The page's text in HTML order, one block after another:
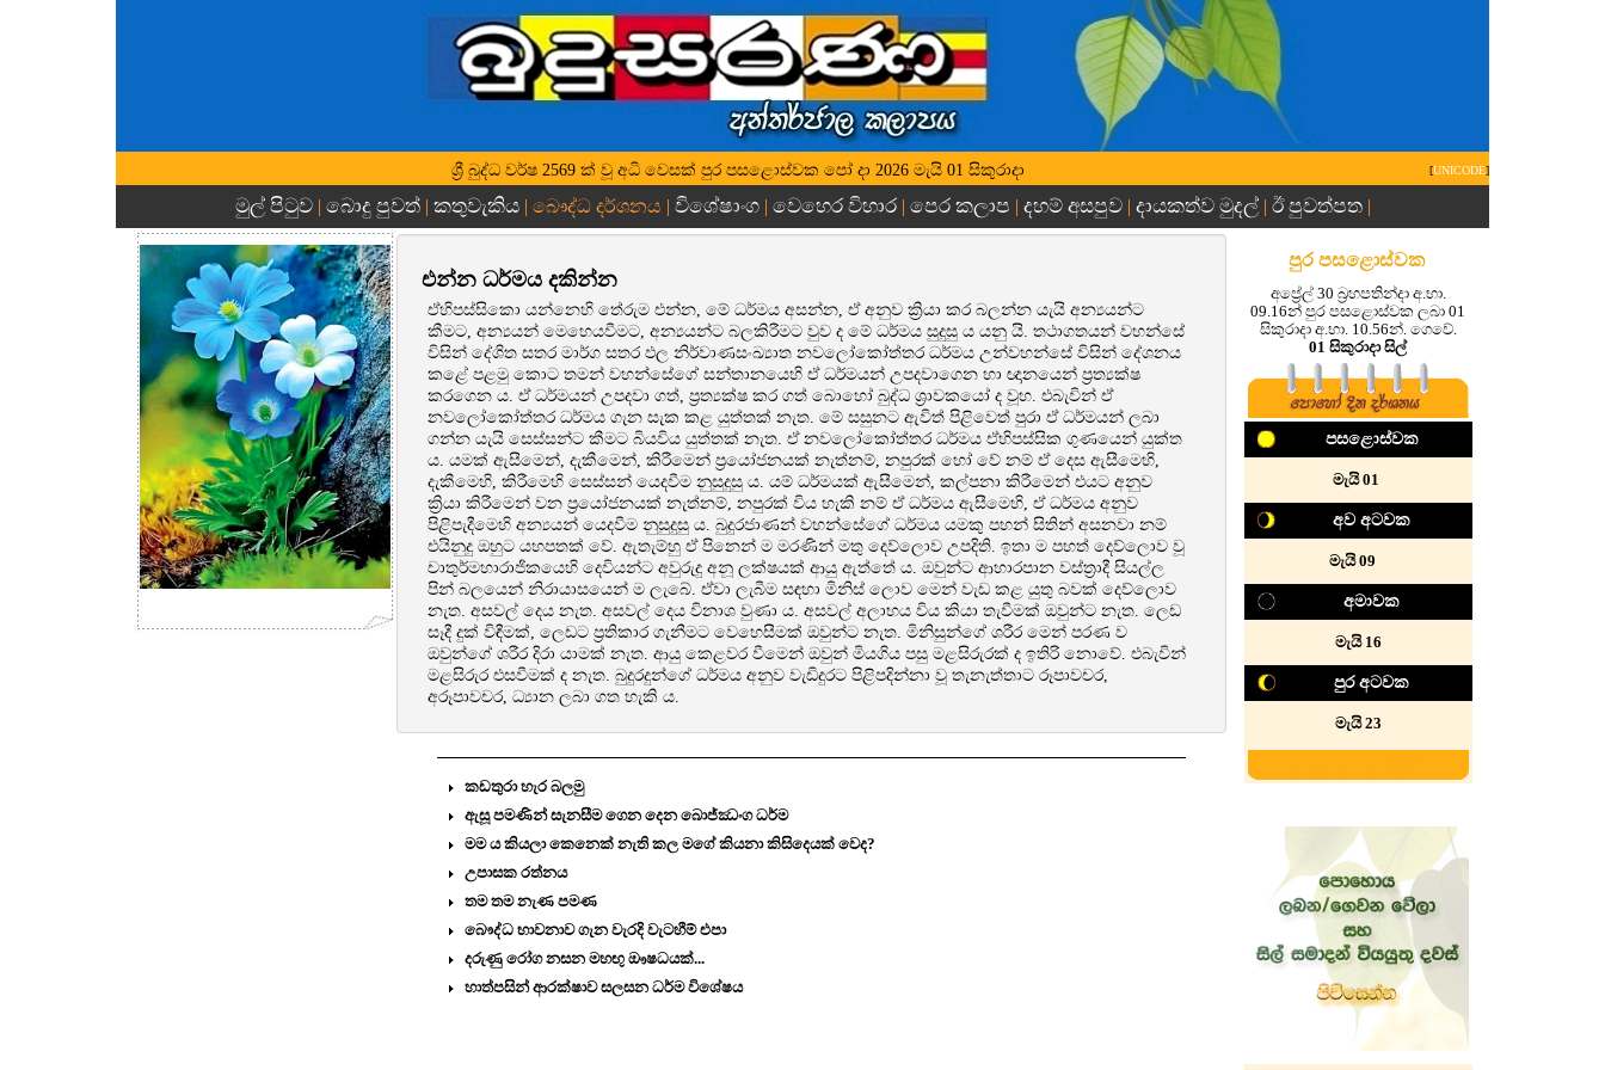
ශ්‍රී බුද්ධ වර්ෂ 2569 ක් වූ අධි වෙසක් පුර පසළොස්වක පෝ දා 2026 මැයි 01 සිකුරාදා [UNICODE]
මුල් පිටුව | බොදු පුවත්| කතුවැකිය| බෞද්ධ දර්ශනය | විශේෂාංග| වෙහෙර විහාර| පෙර කලාප | දහම් අසපුව| දායකත්ව මුදල්| ඊ පුවත්පත|
එන්න ධර්මය දකින්න
ඒහිපස්සිකො යන්නෙහි තේරුම එන්න, මේ ධර්මය අසන්න, ඒ අනුව ක්‍රියා කර බලන්න යැයි අන්‍යයන්ට
කීමට, අන්‍යයන් මෙහෙයවීමට, අන්‍යයන්ට බලකිරීමට වුව ද මේ ධර්මය සුදුසු ය යනු යි. තථාගතයන් වහන්සේ
විසින් දේශිත සතර මාර්ග සතර ඵල නිර්වාණසංඛ්‍යාත නවලෝකෝත්තර ධර්මය උන්වහන්සේ විසින් දේශනය
කළේ පළමු කොට තමන් වහන්සේගේ සන්තානයෙහි ඒ ධර්මයන් උපදවාගෙන හා ඥානයෙන් ප්‍රත්‍යක්ෂ
කරගෙන ය. ඒ ධර්මයන් උපදවා ගත්, ප්‍රත්‍යක්ෂ කර ගත් බොහෝ බුද්ධ ශ්‍රාවකයෝ ද වූහ. එබැවින් ඒ
නවලෝකෝත්තර ධර්මය ගැන සැක කළ යුත්තක් නැත. මේ සසුනට ඇවිත් පිළිවෙත් පුරා ඒ ධර්මයන් ලබා
ගන්න යැයි සෙස්සන්ට කීමට බියවිය යුත්තක් නැත. ඒ නවලෝකෝත්තර ධර්මය ඒහිපස්සික ගුණයෙන් යුක්ත
ය. යමක් ඇසීමෙන්, දැකීමෙන්, කිරීමෙන් ප්‍රයෝජනයක් නැත්නම්, නපුරක් හෝ වේ නම් ඒ දෙස ඇසීමෙහි,
දැකීමෙහි, කිරීමෙහි සෙස්සන් යෙදවීම නුසුදුසු ය. යම් ධර්මයක් ඇසීමෙන්, කල්පනා කිරීමෙන් එයට අනුව
ක්‍රියා කිරීමෙන් වන ප්‍රයෝජනයක් නැත්නම්, නපුරක් විය හැකි නම් ඒ ධර්මය ඇසීමෙහි, ඒ ධර්මය අනුව
පිළිපැදීමෙහි අන්‍යයන් යෙදවීම නුසුදුසු ය. බුදුරජාණන් වහන්සේගේ ධර්මය යමකු පහන් සිතින් අසනවා නම්
එයිනුදු ඔහුට යහපතක් වේ. ඇතැම්හු ඒ පිනෙන් ම මරණින් මතු දෙව්ලොව උපදිති. ඉතා ම පහත් දෙව්ලොව වූ
චාතුර්මහාරාජිකයෙහි දෙවියන්ට අවුරුදු අනූ ලක්ෂයක් ආයු ඇත්තේ ය. ඔවුන්ට ආහාරපාන වස්ත්‍රාදී සියල්ල
පින් බලයෙන් නිරායාසයෙන් ම ලැබේ. ඒවා ලැබීම සඳහා මිනිස් ලොව මෙන් වැඩ කළ යුතු බවක් දෙව්ලොව
නැත. අසවල් දෙය නැත. අසවල් දෙය විනාශ වුණා ය. අසවල් අලාභය විය කියා තැවීමක් ඔවුන්ට නැත. ලෙඩ
සෑදී දුක් විඳීමක්, ලෙඩට ප්‍රතිකාර ගැනීමට වෙහෙසීමක් ඔවුන්ට නැත. මිනිසුන්ගේ ශරීර මෙන් පරණ ව
ඔවුන්ගේ ශරීර දිරා යාමක් නැත. ආයු කෙළවර වීමෙන් ඔවුන් මියගිය පසු මළසිරුරක් ද ඉතිරි නොවේ. එබැවින්
මළසිරුර එසවීමක් ද නැත. බුදුරදුන්ගේ ධර්මය අනුව වැඩිදුරට පිළිපදින්නා වූ තැනැත්තාට රූපාවචර,
අරූපාවචර, ධ්‍යාන ලබා ගත හැකි ය.
කඩතුරා හැර බලමු
ඇසූ පමණින් සැනසීම ගෙන දෙන බොජ්ඣංග ධර්ම
මම ය කියලා කෙනෙක් නැති කල මගේ කියනා කිසිදෙයක් වෙද?
උපාසක රත්නය
තම තම නැණ පමණ
බෞද්ධ භාවනාව ගැන වැරදි වැටහීම් එපා
දරුණු රෝග නසන මහඟු ඖෂධයක්...
හාත්පසින් ආරක්ෂාව සලසන ධර්ම විශේෂය
පුර පසළොස්වක
අප්‍රේල් 30 බ්‍රහපතින්දා අ.භා.
09.16න් පුර පසළොස්වක ලබා 01
සිකුරාදා අ.භා. 10.56න්. ගෙවේ.
01 සිකුරාදා සිල්
පසළොස්වක
‍මැයි 01
අව අටවක
‍‍‍මැයි 09
අමාවක
මැයි 16
පුර අටවක
මැයි 23